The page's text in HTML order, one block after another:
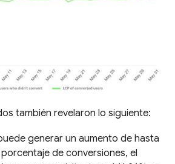
también revelaron lo siguiente:
generar un aumento de hasta
porcentaje de conversiones, el